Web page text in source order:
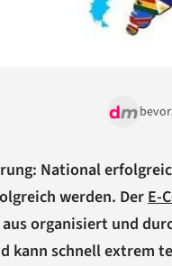
National
werden. DerE-
organisiert und
kann schnell extrem